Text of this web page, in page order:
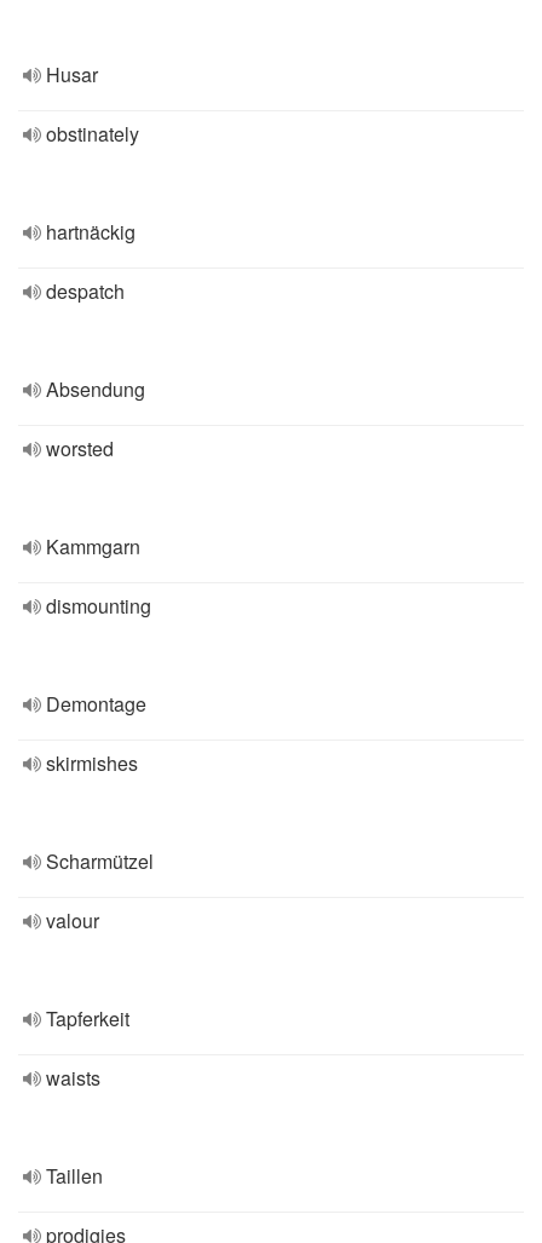
Husar
obstinately
hartnäckig
despatch
Absendung
worsted
Kammgarn
dismounting
Demontage
skirmishes
Scharmützel
valour
Tapferkeit
waists
Taillen
prodigies